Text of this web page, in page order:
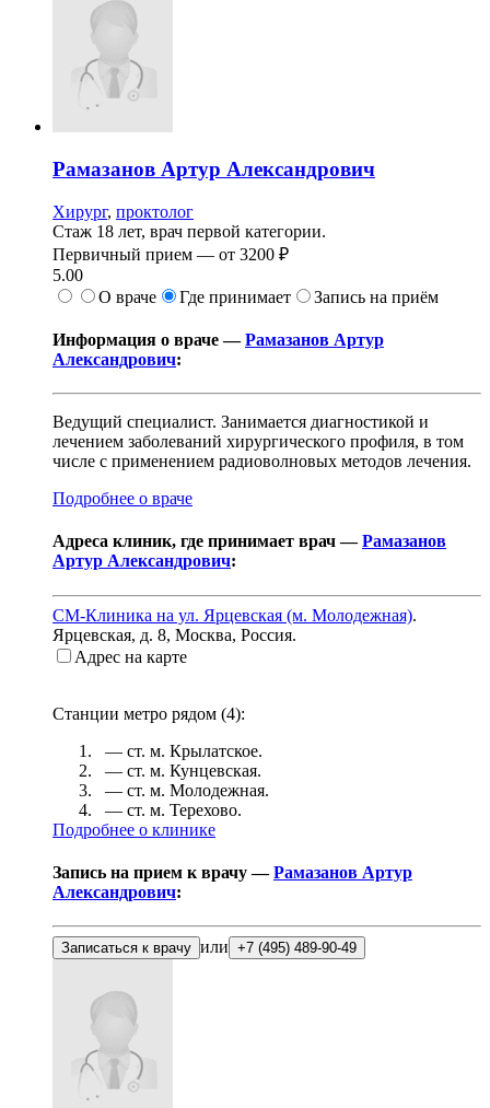
Рамазанов Артур Александрович
Хирург, проктолог
Стаж 18 лет, врач первой категории.
Первичный прием — от 3200 ₽
5.00
О враче
Где принимает Запись на приём
Информация о враче —Рамазанов Артур
Александрович:
Ведущий специалист. Занимается диагностикой и
лечением заболеваний хирургического профиля, в том
числе с применением радиоволновых методов лечения.
Подробнее о враче
Адреса клиник, где принимает врач —Рамазанов
Артур Александрович:
СМ-Клиника на ул. Ярцевская (м. Молодежная).
Ярцевская, д. 8, Москва, Россия.
Адрес на карте
Станции метро рядом (4):
— ст. м. Крылатское.
— ст. м. Кунцевская.
— ст. м. Молодежная.
— ст. м. Терехово.
Подробнее о клинике
Запись на прием к врачу —Рамазанов Артур
Александрович:
Записаться к врачу или +7 (495) 489-90-49